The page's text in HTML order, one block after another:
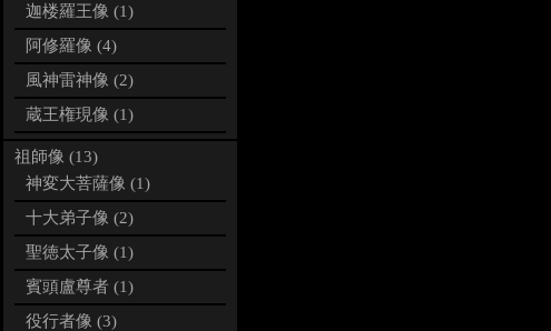
迦楼羅王像 (1)
阿修羅像 (4)
風神雷神像 (2)
蔵王権現像 (1)
祖師像 (13)
神変大菩薩像 (1)
十大弟子像 (2)
聖徳太子像 (1)
賓頭盧尊者 (1)
役行者像 (3)